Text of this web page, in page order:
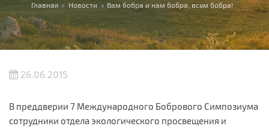
Вы здесь
Главная » Новости » Вам бобра и нам бобра, всем бобра!
26.06.2015
В преддверии 7 Международного Бобрового Симпозиума
сотрудники отдела экологического просвещения и